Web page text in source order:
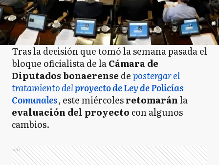
Tras la decisión que tomó la semana pasada el
bloque oficialista de laCámara de
Diputados bonaerense depostergar el
tratamiento delproyecto de Ley de Policías
Comunales, este miércolesretomaránla
evaluación del proyecto con algunos
cambios.
Ads